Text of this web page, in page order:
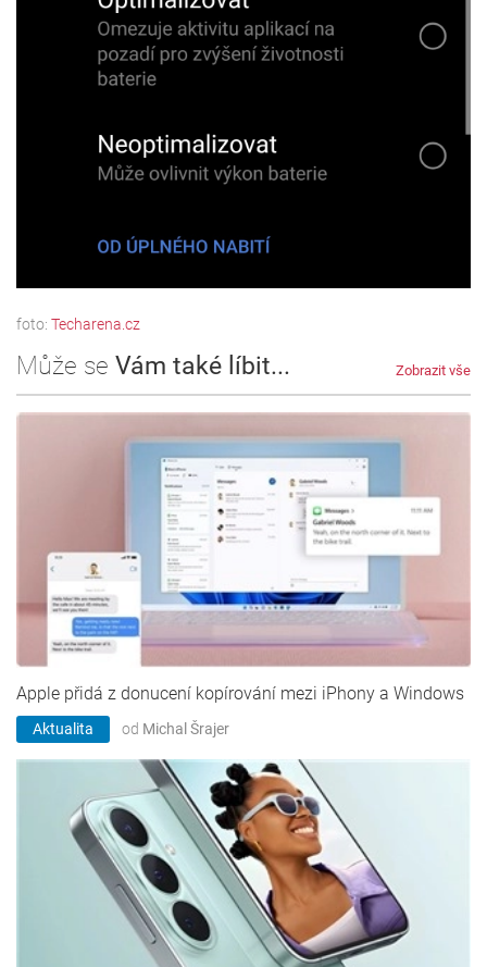
foto: Techarena.cz
Může se Vám také líbit... Zobrazit vše
Apple přidá z donucení kopírování mezi iPhony a Windows
Aktualita od Michal Šrajer